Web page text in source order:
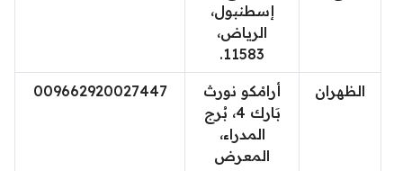
إسطنبول،
الرياض،
11583.
الظهران
أرامْكو نورث
بَارك 4، بُرج
المدراء،
المعرض
009662920027447